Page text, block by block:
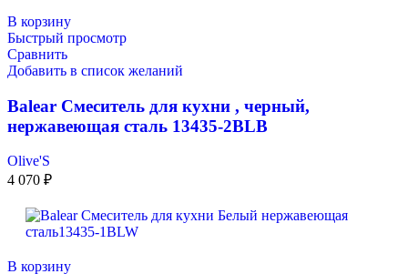
В корзину
Быстрый просмотр
Сравнить
Добавить в список желаний
Balear Смеситель для кухни , черный,
нержавеющая сталь 13435-2BLB
Olive'S
4 070 ₽
В корзину